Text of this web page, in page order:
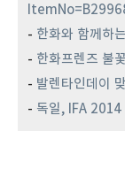
- 한화와 함께하
- 한화프렌즈 불
- 발렌타인데이
- 독일, IFA